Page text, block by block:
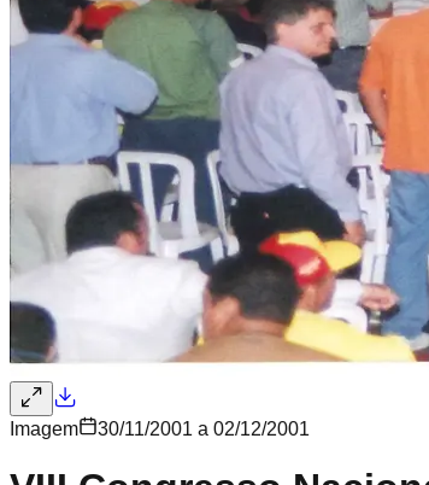
Imagem 30/11/2001 a 02/12/2001